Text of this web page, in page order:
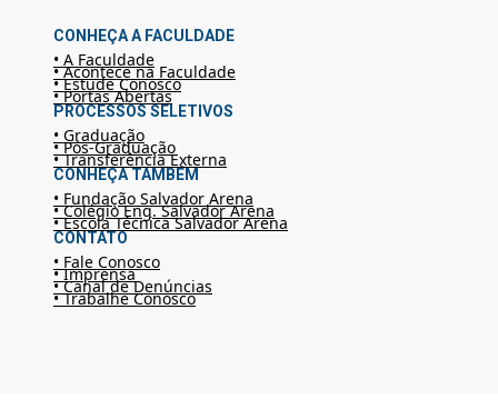
CONHEÇA A FACULDADE
• A Faculdade
• Acontece na Faculdade
• Estude Conosco
• Portas Abertas
PROCESSOS SELETIVOS
• Graduação
• Pós-Graduação
• Transferência Externa
CONHEÇA TAMBÉM
• Fundação Salvador Arena
• Colégio Eng. Salvador Arena
• Escola Técnica Salvador Arena
CONTATO
• Fale Conosco
• Imprensa
• Canal de Denúncias
• Trabalhe Conosco